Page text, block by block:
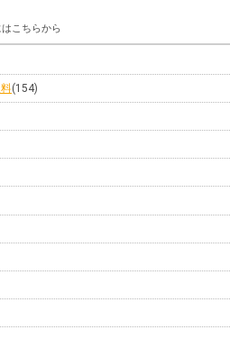
こちらから
(154)